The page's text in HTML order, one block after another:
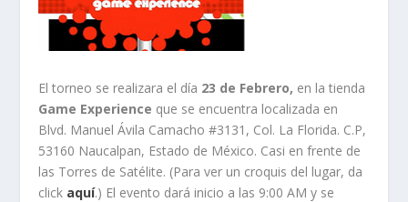
El torneo se realizara el día 23 de Febrero, en la tienda
Game Experience que se encuentra localizada en
Blvd. Manuel Ávila Camacho #3131, Col. La Florida. C.P,
53160 Naucalpan, Estado de México. Casi en frente de
las Torres de Satélite. (Para ver un croquis del lugar, da
click aquí.) El evento dará inicio a las 9:00 AM y se